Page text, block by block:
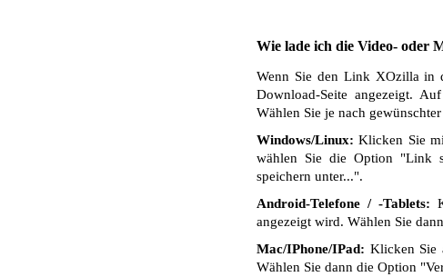
Wie lade ich die Video- oder
Wenn Sie den Link XOzilla in
Download-Seite angezeigt.
Wählen Sie je nach
Windows/Linux: Klicken Sie
wählen Sie die Option "Link
speichern unter...".
Android-Telefone / -Tablets:
angezeigt wird. Wählen Sie
Mac/IPhone/IPad: Klicken Sie
Wählen Sie dann die Option